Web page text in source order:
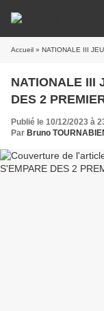
Accueil » NATIONALE III
NATIONALE III
DES 2
Publié le 10/12/2023 à
Par Bruno